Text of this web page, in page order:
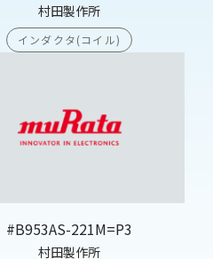
村田製作所
インダクタ(コイル)
#B953AS-221M=P3
村田製作所